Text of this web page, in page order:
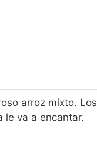
arroz mixto. Los
le va a encantar.